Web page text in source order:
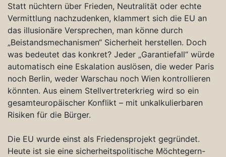
Statt nüchtern über Frieden, Neutralität oder echte
Vermittlung nachzudenken, klammert sich die EU an
das illusionäre Versprechen, man könne durch
„Beistandsmechanismen“ Sicherheit herstellen. Doch
was bedeutet das konkret? Jeder „Garantiefall“ würde
automatisch eine Eskalation auslösen, die weder Paris
noch Berlin, weder Warschau noch Wien kontrollieren
könnten. Aus einem Stellvertreterkrieg wird so ein
gesamteuropäischer Konflikt – mit unkalkulierbaren
Risiken für die Bürger.
Die EU wurde einst als Friedensprojekt gegründet.
Heute ist sie eine sicherheitspolitische Möchtegern-